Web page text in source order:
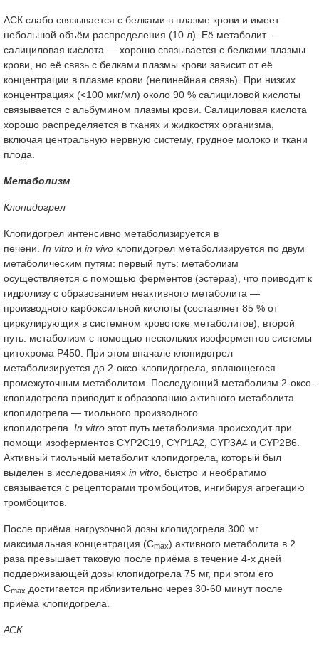
АСК слабо связывается с белками в плазме крови и имеет
небольшой объём распределения (10 л). Её метаболит —
салициловая кислота — хорошо связывается с белками плазмы
крови, но её связь с белками плазмы крови зависит от её
концентрации в плазме крови (нелинейная связь). При низких
концентрациях (<100 мкг/мл) около 90 % салициловой кислоты
связывается с альбумином плазмы крови. Салициловая кислота
хорошо распределяется в тканях и жидкостях организма,
включая центральную нервную систему, грудное молоко и ткани
плода.
Метаболизм
Клопидогрел
Клопидогрел интенсивно метаболизируется в
печени. In vitro и in vivo клопидогрел метаболизируется по двум
метаболическим путям: первый путь: метаболизм
осуществляется с помощью ферментов (эстераз), что приводит к
гидролизу с образованием неактивного метаболита —
производного карбоксильной кислоты (составляет 85 % от
циркулирующих в системном кровотоке метаболитов), второй
путь: метаболизм с помощью нескольких изоферментов системы
цитохрома P450. При этом вначале клопидогрел
метаболизируется до 2-оксо-клопидогрела, являющегося
промежуточным метаболитом. Последующий метаболизм 2-оксо-
клопидогрела приводит к образованию активного метаболита
клопидогрела — тиольного производного
клопидогрела. In vitro этот путь метаболизма происходит при
помощи изоферментов CYP2C19, CYP1A2, CYP3A4 и CYP2B6.
Активный тиольный метаболит клопидогрела, который был
выделен в исследованиях in vitro , быстро и необратимо
связывается с рецепторами тромбоцитов, ингибируя агрегацию
тромбоцитов.
После приёма нагрузочной дозы клопидогрела 300 мг
максимальная концентрация (Сmax) активного метаболита в 2
раза превышает таковую после приёма в течение 4-х дней
поддерживающей дозы клопидогрела 75 мг, при этом его
Сmax достигается приблизительно через 30-60 минут после
приёма клопидогрела.
АСК